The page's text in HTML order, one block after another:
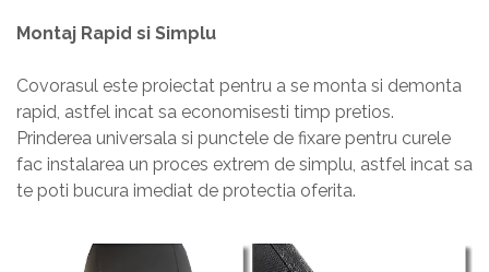
Montaj Rapid si Simplu
Covorasul este proiectat pentru a se monta si demonta
rapid, astfel incat sa economisesti timp pretios.
Prinderea universala si punctele de fixare pentru curele
fac instalarea un proces extrem de simplu, astfel incat sa
te poti bucura imediat de protectia oferita.